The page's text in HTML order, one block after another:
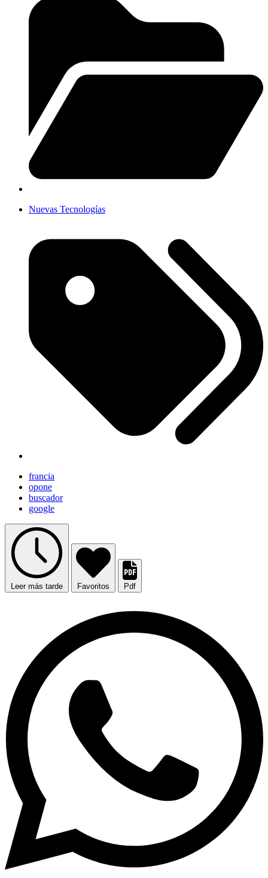
Nuevas Tecnologías
francia
opone
buscador
google
Leer más tarde Favoritos Pdf